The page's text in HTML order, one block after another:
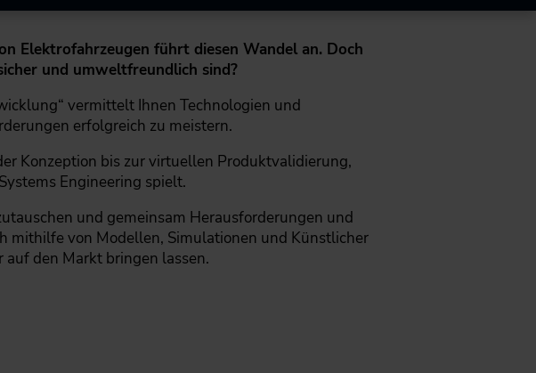
Elektrofahrzeugen führt diesen Wandel an. Doch
und umweltfreundlich sind?
vermittelt Ihnen Technologien und
erfolgreich zu meistern.
Konzeption bis zur virtuellen Produktvalidierung,
Engineering spielt.
und gemeinsam Herausforderungen und
mithilfe von Modellen, Simulationen und Künstlicher
den Markt bringen lassen.